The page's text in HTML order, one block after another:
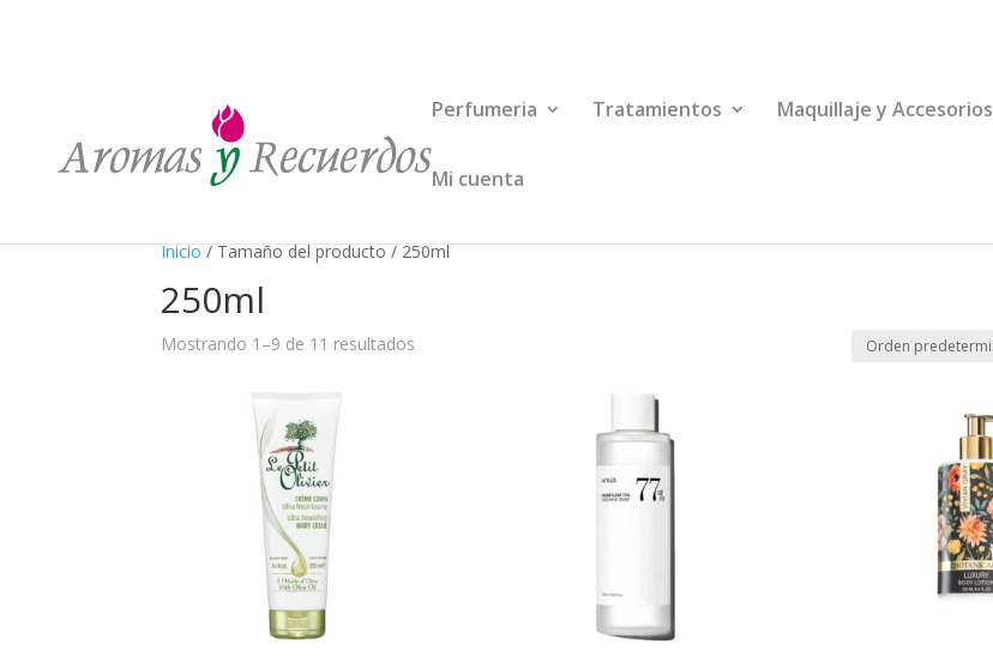
Perfumeria Tratamientos Maquillaje y Accesorios
Mi cuenta
Inicio/ Tamaño del producto / 250ml
250ml
Mostrando 1–9 de 11 resultados